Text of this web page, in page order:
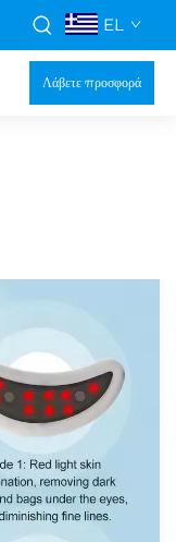
EL
Λάβετε προσφορά